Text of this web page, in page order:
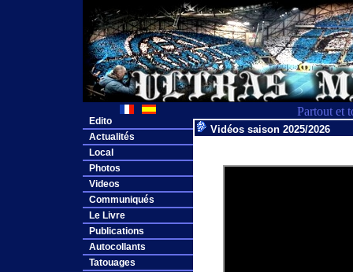
Partout et
Edito
Actualités
Local
Photos
Videos
Communiqués
Le Livre
Publications
Autocollants
Tatouages
Vidéos saison 2025/2026